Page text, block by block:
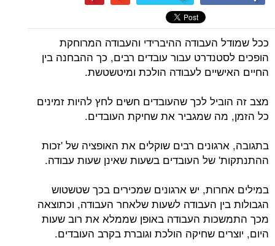
ככל שמודל העבודה ההיברידי והעבודה המרוחקת
הופכים לסטנדרט עבור עובדים רבים, כך ההבחנה בין
החיים האישיים לעבודה הולכת ומיטשטשת.
מצב זה הוביל לכך שהעובדים חשים לחץ להיות זמינים
כל הזמן, מה שמגביר את שחיקת העובדים.
בתגובה, ארגונים רבים שוקלים את האופציה של 'זכות
ההתנתקות' של העובדים בשעות שאינן שעות עבודה.
במילים אחרות, יש ארגונים שמכירים בכך שטשטוש
הגבולות בין העבודה לשעות שלאחר העבודה, וכתוצאה
מכך התמשכות העבודה באופן שממלא את רוב שעות
היום, יוצרים שחיקה הולכת וגוברת בקרב העובדים.